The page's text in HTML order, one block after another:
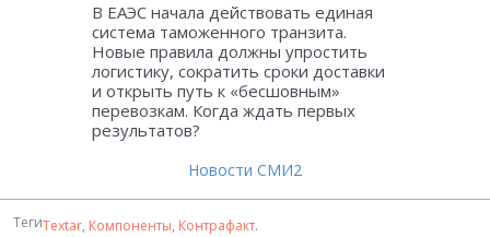
В ЕАЭС начала действовать единая
система таможенного транзита.
Новые правила должны упростить
логистику, сократить сроки доставки
и открыть путь к «бесшовным»
перевозкам. Когда ждать первых
результатов?
Новости СМИ2
ТегиTextar, Компоненты, Контрафакт.